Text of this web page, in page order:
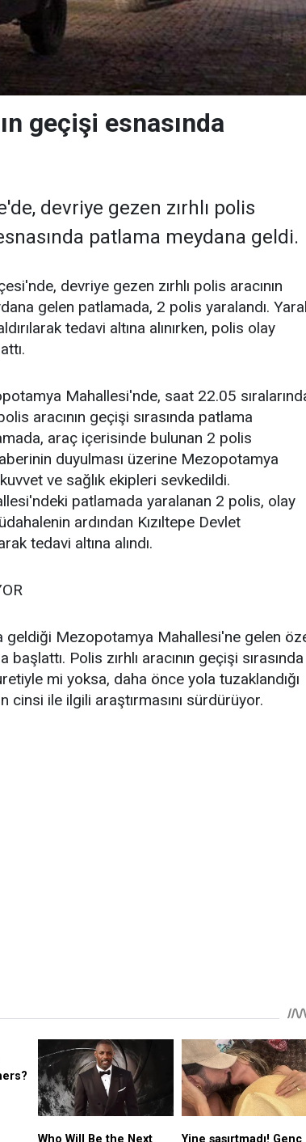
geçişi esnasında
devriye gezen zırhlı polis
patlama meydana geldi.
devriye gezen zırhlı polis aracının
gelen patlamada, 2 polis yaralandı.
tedavi altına alınırken, polis olay
Mahallesi'nde, saat 22.05
aracının geçişi sırasında patlama
araç içerisinde bulunan 2 polis
duyulması üzerine Mezopotamya
ve sağlık ekipleri sevkedildi.
patlamada yaralanan 2 polis, olay
ardından Kızıltepe Devlet
tedavi altına alındı.
geldiği Mezopotamya Mahallesi'ne gelen
Polis zırhlı aracının geçişi sırasında
mi yoksa, daha önce yola tuzaklandığı
cinsi ile ilgili araştırmasını sürdürüyor.